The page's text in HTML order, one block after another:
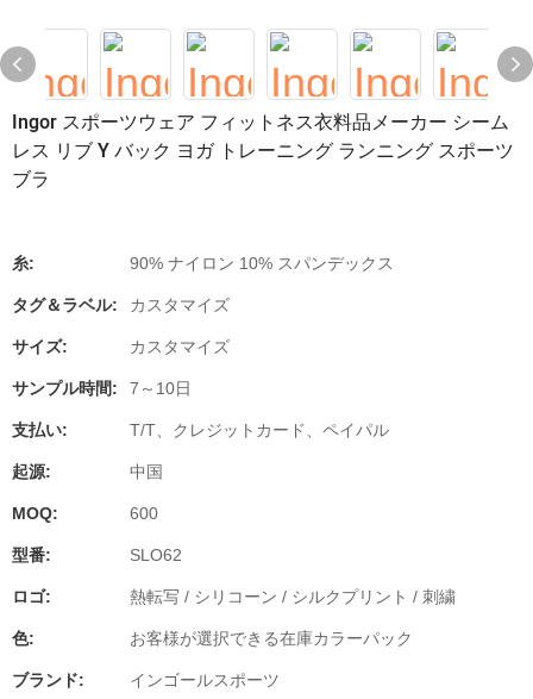
Ingor スポーツウェア フィットネス衣料品メーカー シーム
レス リブ Y バック ヨガ トレーニング ランニング スポーツ
ブラ
糸: 90% ナイロン 10% スパンデックス
タグ＆ラベル: カスタマイズ
サイズ: カスタマイズ
サンプル時間: 7～10日
支払い: T/T、クレジットカード、ペイパル
起源: 中国
MOQ: 600
型番: SLO62
ロゴ: 熱転写 / シリコーン / シルクプリント / 刺繍
色: お客様が選択できる在庫カラーパック
ブランド: インゴールスポーツ